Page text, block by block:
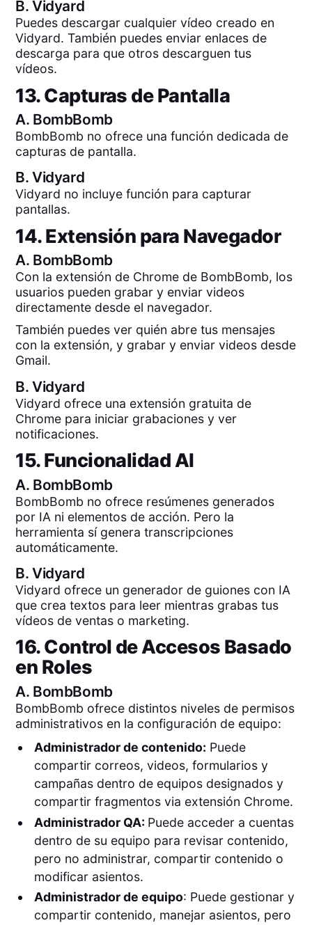
B.Vidyard
Puedes descargar cualquier vídeo creado en
Vidyard. También puedes enviar enlaces de
descarga para que otros descarguen tus
vídeos.
13. Capturas de Pantalla
A. BombBomb
BombBomb no ofrece una función dedicada de
capturas de pantalla.
B.Vidyard
Vidyard no incluye función para capturar
pantallas.
14. Extensión para Navegador
A. BombBomb
Con la extensión de Chrome de BombBomb, los
usuarios pueden grabar y enviar videos
directamente desde el navegador.
También puedes ver quién abre tus mensajes
con la extensión, y grabar y enviar videos desde
Gmail.
B.Vidyard
Vidyard ofrece una extensión gratuita de
Chrome para iniciar grabaciones y ver
notificaciones.
15. Funcionalidad AI
A. BombBomb
BombBomb no ofrece resúmenes generados
por IA ni elementos de acción. Pero la
herramienta sí genera transcripciones
automáticamente.
B.Vidyard
Vidyard ofrece un generador de guiones con IA
que crea textos para leer mientras grabas tus
vídeos de ventas o marketing.
16. Control de Accesos Basado
en Roles
A. BombBomb
BombBomb ofrece distintos niveles de permisos
administrativos en la configuración de equipo:
Administrador de contenido: Puede
compartir correos, videos, formularios y
campañas dentro de equipos designados y
compartir fragmentos via extensión Chrome.
Administrador QA: Puede acceder a cuentas
dentro de su equipo para revisar contenido,
pero no administrar, compartir contenido o
modificar asientos.
Administrador de equipo: Puede gestionar y
compartir contenido, manejar asientos, pero